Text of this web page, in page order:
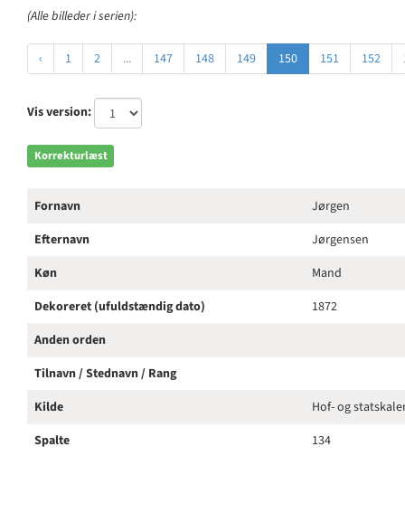
(Alle billeder i serien):
‹ 1 2 ... 147 148 149 150 151 152
Vis version:
Korrekturlæst
Fornavn
Jørgen
Efternavn
Jørgensen
Køn
Mand
Dekoreret (ufuldstændig dato)
1872
Anden orden
Tilnavn / Stednavn / Rang
Kilde
Hof- og
Spalte
134